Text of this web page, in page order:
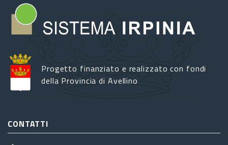
Progetto finanziato e realizzato con fondi
della Provincia di Avellino
CONTATTI